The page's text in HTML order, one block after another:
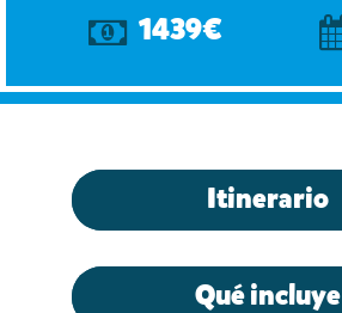
1439€
Itinerario
Qué incluye